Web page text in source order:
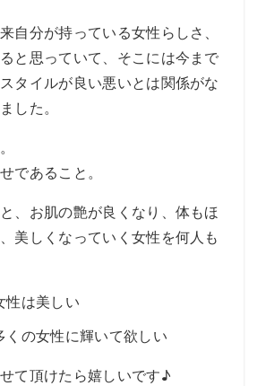
自分が持っている女性らしさ、
と思っていて、そこには今まで
タイルが良い悪いとは関係がな
した。
であること。
、お肌の艶が良くなり、体もほ
美しくなっていく女性を何人も
性は美しい
くの女性に輝いて欲しい
て頂けたら嬉しいです♪